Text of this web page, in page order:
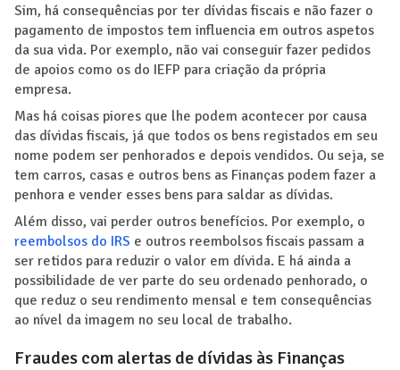
Sim, há consequências por ter dívidas fiscais e não fazer o
pagamento de impostos tem influencia em outros aspetos
da sua vida. Por exemplo, não vai conseguir fazer pedidos
de apoios como os do IEFP para criação da própria
empresa.
Mas há coisas piores que lhe podem acontecer por causa
das dívidas fiscais, já que todos os bens registados em seu
nome podem ser penhorados e depois vendidos. Ou seja, se
tem carros, casas e outros bens as Finanças podem fazer a
penhora e vender esses bens para saldar as dívidas.
Além disso, vai perder outros benefícios. Por exemplo, o
reembolsos do IRS e outros reembolsos fiscais passam a
ser retidos para reduzir o valor em dívida. E há ainda a
possibilidade de ver parte do seu ordenado penhorado, o
que reduz o seu rendimento mensal e tem consequências
ao nível da imagem no seu local de trabalho.
Fraudes com alertas de dívidas às Finanças